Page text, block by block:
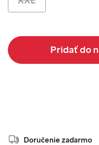
Pridať do
Doručenie zadarmo